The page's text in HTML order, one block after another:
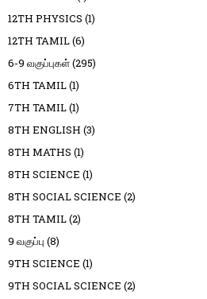
12TH PHYSICS (1)
12TH TAMIL(6)
6-9 வகுப்புகள்(295)
6TH TAMIL(1)
7TH TAMIL(1)
8TH ENGLISH (3)
8TH MATHS (1)
8TH SCIENCE (1)
8TH SOCIAL SCIENCE (2)
8TH TAMIL(2)
9 வகுப்பு (8)
9TH SCIENCE (1)
9TH SOCIAL SCIENCE (2)